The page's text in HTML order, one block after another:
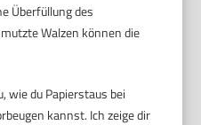
Überfüllung des
Walzen können die
wie du Papierstaus bei
kannst. Ich zeige dir